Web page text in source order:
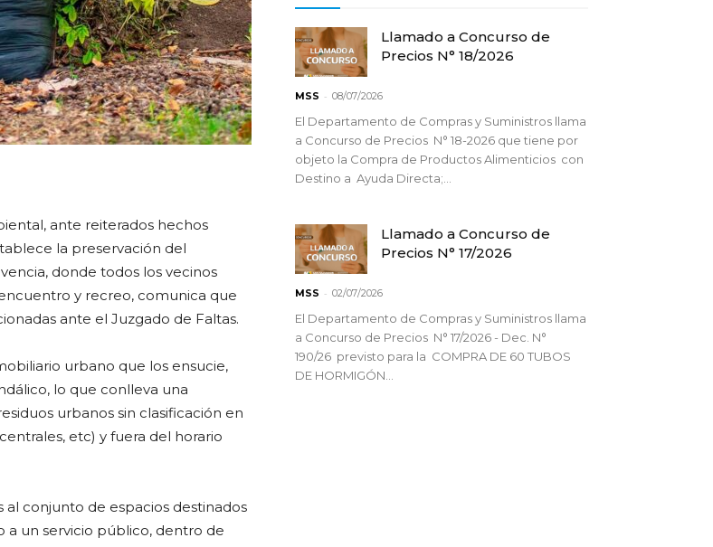
ante reiterados hechos
la preservación del
donde todos los vecinos
y recreo, comunica que
ante el Juzgado de Faltas.
urbano que los ensucie,
lo que conlleva una
urbanos sin clasificación en
etc) y fuera del horario
conjunto de espacios destinados
a un servicio público, dentro de
Llamado a Concurso de
Precios N° 18/2026
MSS - 08/07/2026
El Departamento de Compras y Suministros llama
a Concurso de Precios N° 18-2026 que tiene por
objeto la Compra de Productos Alimenticios con
Destino a Ayuda Directa;...
Llamado a Concurso de
Precios N° 17/2026
MSS - 02/07/2026
El Departamento de Compras y Suministros llama
a Concurso de Precios N° 17/2026 - Dec. N°
190/26 previsto para la COMPRA DE 60 TUBOS
DE HORMIGÓN...